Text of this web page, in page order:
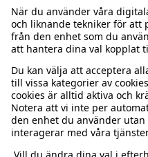
Behöver du hjälp?
Kundservice
Vanliga frågor
Beställning & retur
Kontakta oss
Kappahl Club
Logga in
Kappahl Club
Medlemsvillkor
Om oss
Om Kappahl Group
Villkor & policy
Köpvillkor Sverige
Mer från oss